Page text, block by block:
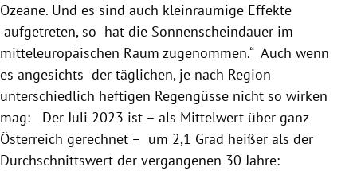
Ozeane. Und es sind auch kleinräumige Effekte
aufgetreten, so hat die Sonnenscheindauer im
mitteleuropäischen Raum zugenommen.“ Auch wenn
es angesichts der täglichen, je nach Region
unterschiedlich heftigen Regengüsse nicht so wirken
mag: Der Juli 2023 ist – als Mittelwert über ganz
Österreich gerechnet – um 2,1 Grad heißer als der
Durchschnittswert der vergangenen 30 Jahre: